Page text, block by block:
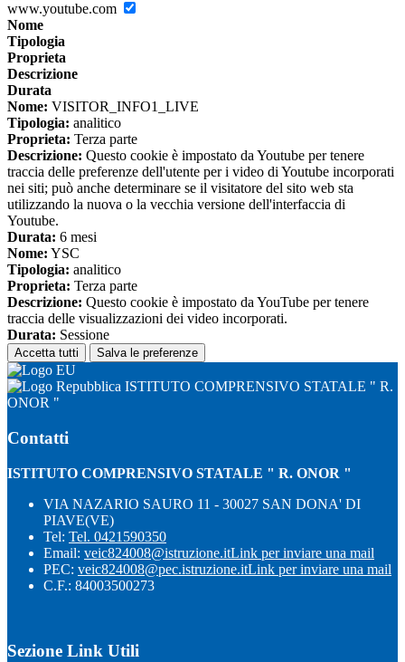
www.youtube.com
Nome
Tipologia
Proprieta
Descrizione
Durata
Nome: VISITOR_INFO1_LIVE
Tipologia: analitico
Proprieta: Terza parte
Descrizione: Questo cookie è impostato da Youtube per tenere
traccia delle preferenze dell'utente per i video di Youtube incorporati
nei siti; può anche determinare se il visitatore del sito web sta
utilizzando la nuova o la vecchia versione dell'interfaccia di
Youtube.
Durata: 6 mesi
Nome: YSC
Tipologia: analitico
Proprieta: Terza parte
Descrizione: Questo cookie è impostato da YouTube per tenere
traccia delle visualizzazioni dei video incorporati.
Durata: Sessione
Accetta tutti Salva le preferenze
ISTITUTO COMPRENSIVO STATALE " R.
ONOR "
Contatti
ISTITUTO COMPRENSIVO STATALE " R. ONOR "
VIA NAZARIO SAURO 11 - 30027 SAN DONA' DI
PIAVE(VE)
Tel: Tel. 0421590350
Email: veic824008@istruzione.itLink per inviare una mail
PEC: veic824008@pec.istruzione.itLink per inviare una mail
C.F.: 84003500273
Sezione Link Utili